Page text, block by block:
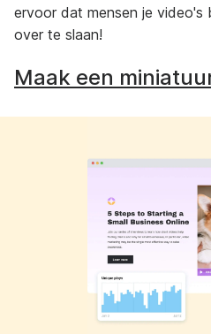
ervoor dat mensen je video's
over te slaan!
Maak een